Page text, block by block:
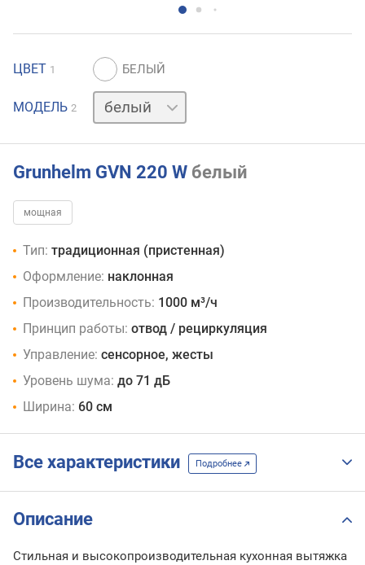
ЦВЕТ 1
МОДЕЛЬ 2
черный
Grunhelm GVN 220 W белый
мощная
Тип: традиционная (пристенная)
Оформление: наклонная
Производительность: 1000 м³/ч
Принцип работы: отвод / рециркуляция
Управление: сенсорное, жесты
Уровень шума: до 71 дБ
Ширина: 60 см
Все характеристики Подробнее
Описание
Стильная и высокопроизводительная кухонная вытяжка